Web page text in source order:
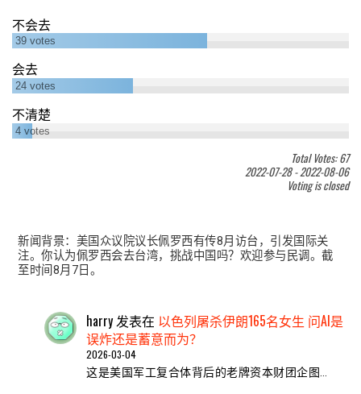
不会去
39 votes
会去
24 votes
不清楚
4 votes
Total Votes: 67
2022-07-28-2022-08-06
Voting is closed
新闻背景：美国众议院议长佩罗西有传8月访台，引发国际关
注。你认为佩罗西会去台湾，挑战中国吗？欢迎参与民调。截
至时间8月7日。
harry发表在 以色列屠杀伊朗165名女生 问AI是
误炸还是蓄意而为？
2026-03-04
这是美国军工复合体背后的老牌资本财团企图…